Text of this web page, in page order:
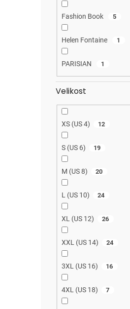
Fashion Book 5
Helen Fontaine 1
PARISIAN 1
Velikost
XS (US 4) 12
S (US 6) 19
M (US 8) 20
L (US 10) 24
XL (US 12) 26
XXL (US 14) 24
3XL (US 16) 16
4XL (US 18) 7